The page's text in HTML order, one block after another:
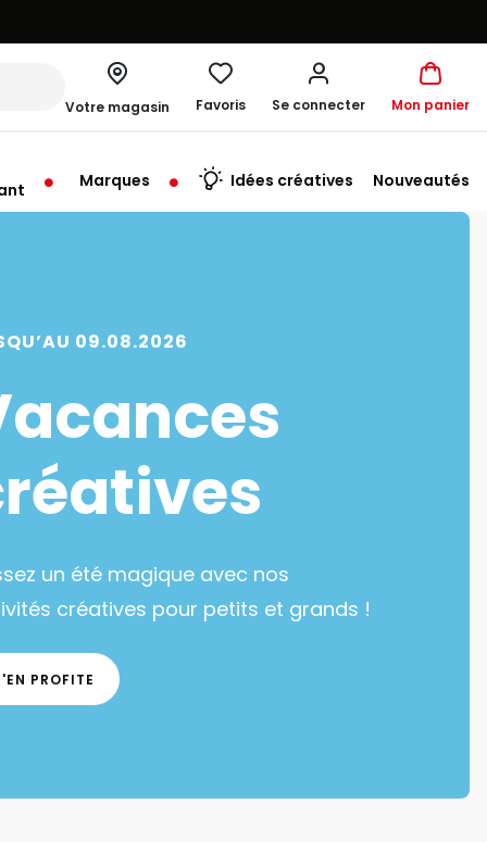
Votre magasin
à 10:00
Favoris Se connecter Mon panier
Marques Idées créatives Nouveautés
09.08.2026
un été magique avec nos
créatives pour petits et grands !
PROFITE